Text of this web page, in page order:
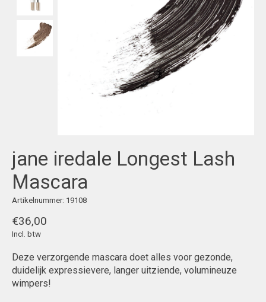
jane iredale Longest Lash
Mascara
Artikelnummer: 19108
€36,00
Incl. btw
Deze verzorgende mascara doet alles voor gezonde,
duidelijk expressievere, langer uitziende, volumineuze
wimpers!